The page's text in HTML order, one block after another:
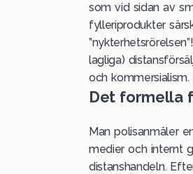
som vid sidan av
fylleriprodukter
lagliga)
och
Det formella
Man polisanmäler
medier och internt
distanshandeln.